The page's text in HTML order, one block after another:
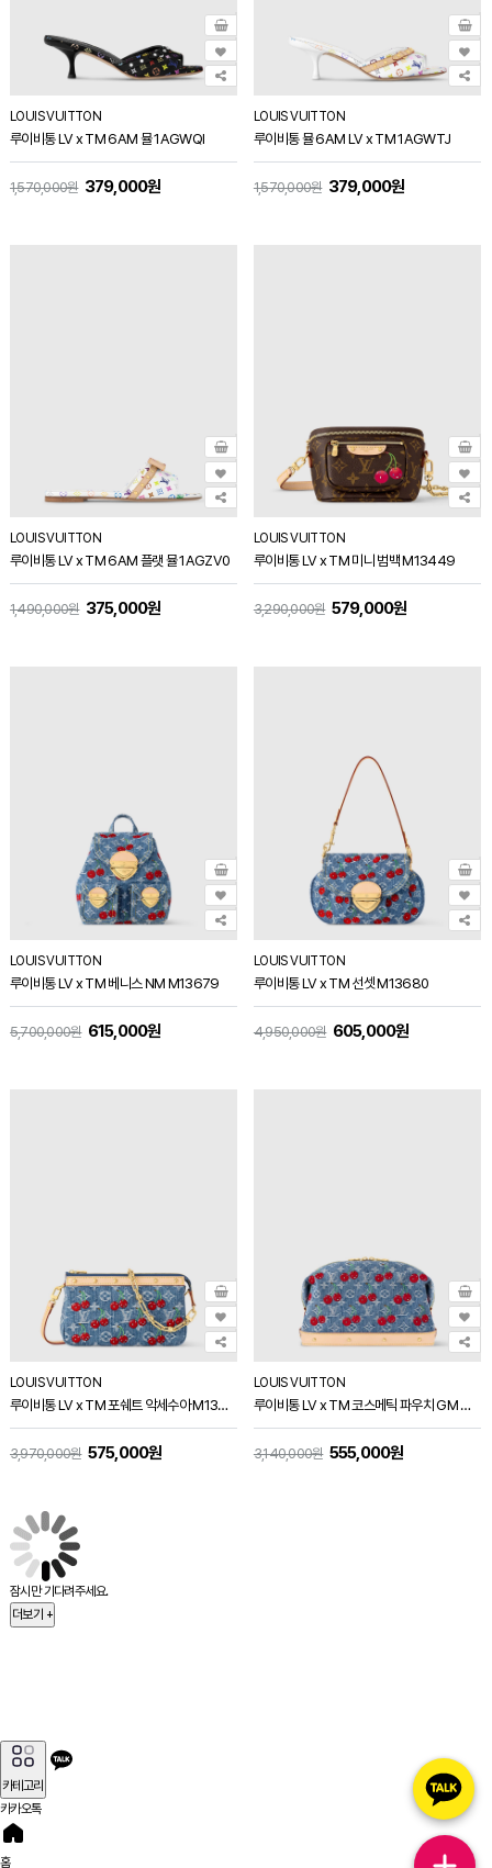
LOUIS VUITTON
루이비통 LV x TM 6AM 뮬 1AGWQI
1,570,000원 379,000원
LOUIS VUITTON
루이비통 뮬 6AM LV x TM 1AGWTJ
1,570,000원 379,000원
LOUIS VUITTON
루이비통 LV x TM 6AM 플랫 뮬 1AGZV0
1,490,000원 375,000원
LOUIS VUITTON
루이비통 LV x TM 미니 범백 M13449
3,290,000원 579,000원
LOUIS VUITTON
루이비통 LV x TM 베니스 NM M13679
5,700,000원 615,000원
LOUIS VUITTON
루이비통 LV x TM 선셋 M13680
4,950,000원 605,000원
LOUIS VUITTON
루이비통 LV x TM 포쉐트 악세수아 M13994
3,970,000원 575,000원
LOUIS VUITTON
루이비통 LV x TM 코스메틱 파우치 GM M13893
3,140,000원 555,000원
잠시만 기다려주세요.
더보기 +
카테고리
카카오톡
홈